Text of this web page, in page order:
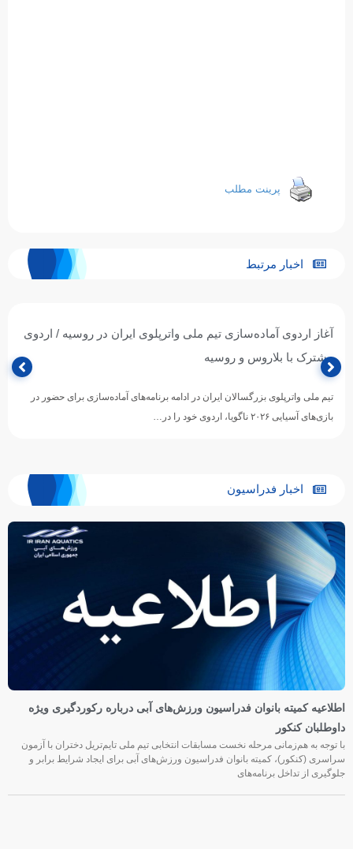
پرینت مطلب
اخبار مرتبط
آغاز اردوی آماده‌سازی تیم ملی واترپلوی ایران در روسیه / اردوی
مشترک با بلاروس و روسیه
تیم ملی واترپلوی بزرگسالان ایران در ادامه برنامه‌های آماده‌سازی برای حضور در
بازی‌های آسیایی ۲۰۲۶ ناگویا، اردوی خود را در…
اخبار فدراسیون
اطلاعیه کمیته بانوان فدراسیون ورزش‌های آبی درباره رکوردگیری ویژه
داوطلبان کنکور
با توجه به هم‌زمانی مرحله نخست مسابقات انتخابی تیم ملی تایم‌تریل دختران با آزمون
سراسری (کنکور)، کمیته بانوان فدراسیون ورزش‌های آبی برای ایجاد شرایط برابر و
جلوگیری از تداخل برنامه‌های